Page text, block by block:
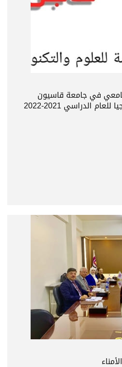
في جامعة قاسيون
الدراسي 2021-2022